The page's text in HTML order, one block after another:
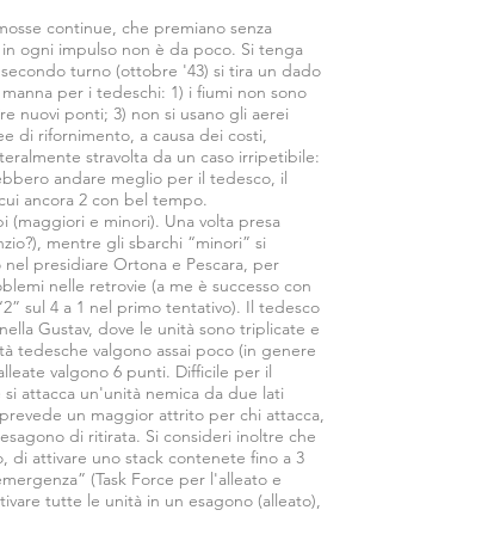
continue, che premiano senza
ogni impulso non è da poco. Si tenga
turno (ottobre '43) si tira un dado
per i tedeschi: 1) i fiumi non sono
nuovi ponti; 3) non si usano gli aerei
di rifornimento, a causa dei costi,
stravolta da un caso irripetibile:
andare meglio per il tedesco, il
ancora 2 con bel tempo.
(maggiori e minori). Una volta presa
mentre gli sbarchi “minori” si
presidiare Ortona e Pescara, per
nelle retrovie (a me è successo con
sul 4 a 1 nel primo tentativo). Il tedesco
Gustav, dove le unità sono triplicate e
tedesche valgono assai poco (in genere
valgono 6 punti. Difficile per il
attacca un'unità nemica da due lati
un maggior attrito per chi attacca,
di ritirata. Si consideri inoltre che
di attivare uno stack contenete fino a 3
(Task Force per l'alleato e
tutte le unità in un esagono (alleato),